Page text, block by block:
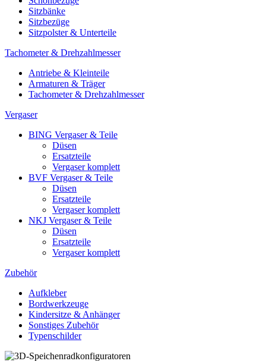
Sitzbänke
Sitzbezüge
Sitzpolster & Unterteile
Tachometer & Drehzahlmesser
Antriebe & Kleinteile
Armaturen & Träger
Tachometer & Drehzahlmesser
Vergaser
BING Vergaser & Teile
Düsen
Ersatzteile
Vergaser komplett
BVF Vergaser & Teile
Düsen
Ersatzteile
Vergaser komplett
NKJ Vergaser & Teile
Düsen
Ersatzteile
Vergaser komplett
Zubehör
Aufkleber
Bordwerkzeuge
Kindersitze & Anhänger
Sonstiges Zubehör
Typenschilder